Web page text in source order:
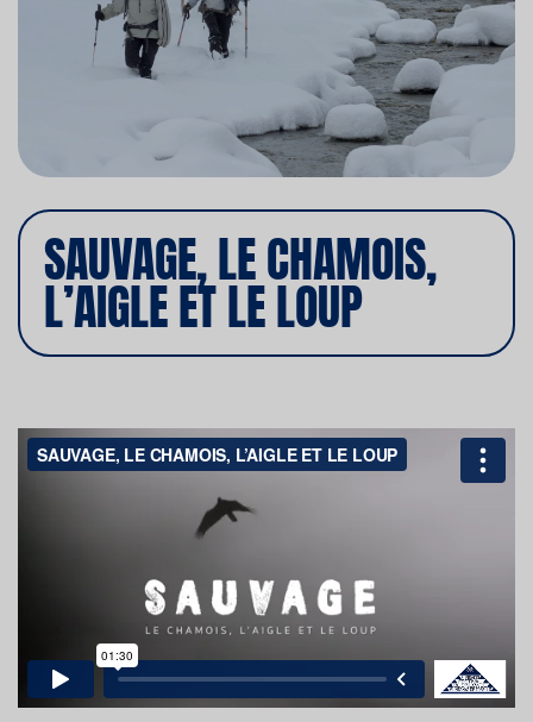
SAUVAGE, LE CHAMOIS,
L’AIGLE ET LE LOUP